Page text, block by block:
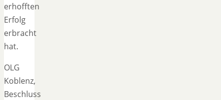
erhofften
Erfolg
erbracht
hat.
OLG
Koblenz,
Beschluss